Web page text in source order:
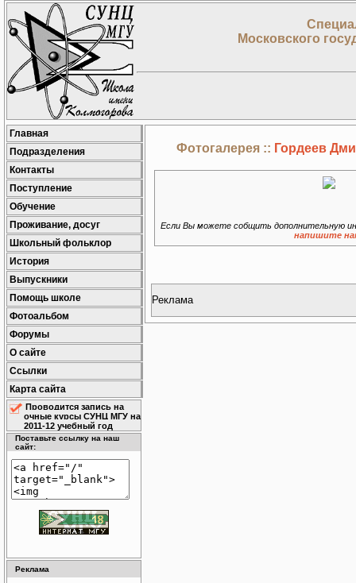
Московского
Главная
Подразделения
Контакты
Поступление
Обучение
Проживание, досуг
Школьный фольклор
История
Выпускники
Помощь школе
Фотоальбом
Форумы
О сайте
Ссылки
Карта сайта
Проводится запись на
очные курсы СУНЦ МГУ на
2011-12 учебный год
Поставьте ссылку на наш
сайт:
Реклама
Фотогалерея :: Гордеев
Если Вы можете собщить дополнительную
напишите
Реклама